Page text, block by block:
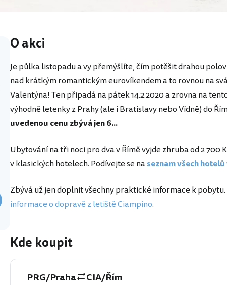
O akci
Je půlka listopadu a vy přemýšlíte, čím potěšit drahou
nad krátkým romantickým eurovíkendem a to rovnou na
Valentýna! Ten připadá na pátek 14.2.2020 a zrovna na
výhodně letenky z Prahy (ale i Bratislavy nebo Vídně) do
uvedenou cenu zbývá jen 6...
Ubytování na tři noci pro dva v Římě vyjde zhruba od 2 700
v klasických hotelech. Podívejte se naseznam všech hotelů
Zbývá už jen doplnit všechny praktické informace k
informace o dopravě z letiště Ciampino.
Kde koupit
PRG/Praha CIA/Řím